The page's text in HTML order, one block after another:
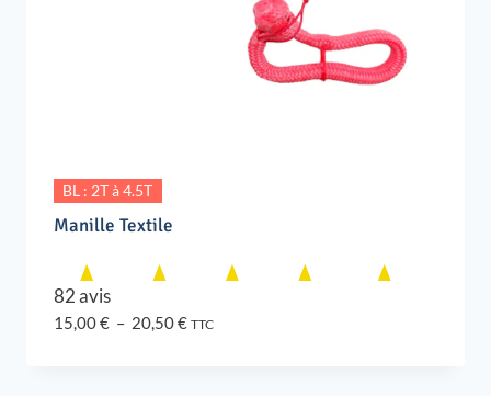
BL : 2T à 4.5T
Manille Textile
82 avis
15,00€ – 20,50€Plage
TTC